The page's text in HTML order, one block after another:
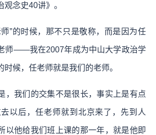
念史40讲》。
”的时候，那不只是敬称，而是因为任
师——我在2007年成为中山大学政治学
时候，任老师就是我们的老师。
，我们的交集不是很长，事实上是有点
以后，任老师就到北京来了，先到人
以他给我们班上课的那一年，就是他即